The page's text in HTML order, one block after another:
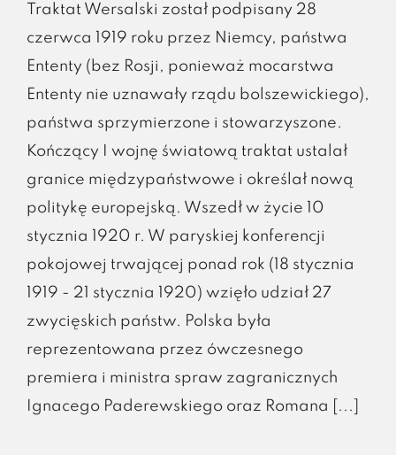
Traktat Wersalski został podpisany 28
czerwca 1919 roku przez Niemcy, państwa
Ententy (bez Rosji, ponieważ mocarstwa
Ententy nie uznawały rządu bolszewickiego),
państwa sprzymierzone i stowarzyszone.
Kończący I wojnę światową traktat ustalał
granice międzypaństwowe i określał nową
politykę europejską. Wszedł w życie 10
stycznia 1920 r. W paryskiej konferencji
pokojowej trwającej ponad rok (18 stycznia
1919 - 21 stycznia 1920) wzięło udział 27
zwycięskich państw. Polska była
reprezentowana przez ówczesnego
premiera i ministra spraw zagranicznych
Ignacego Paderewskiego oraz Romana [...]